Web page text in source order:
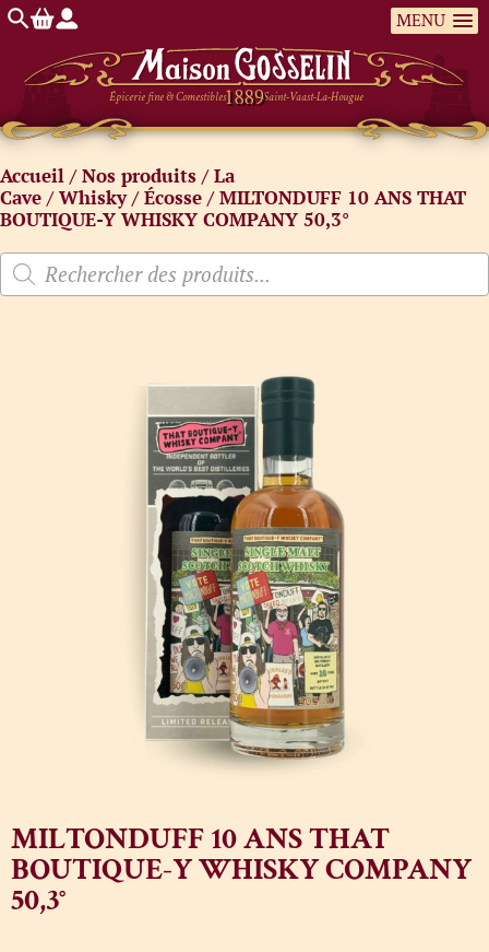
MENU
Épicerie fine & Comestibles Saint-Vaast-La-Hougue
Accueil /Nos produits /La
Cave /Whisky/Écosse / MILTONDUFF 10 ANS THAT
BOUTIQUE-Y WHISKY COMPANY 50,3°
MILTONDUFF 10 ANS THAT
BOUTIQUE-Y WHISKY COMPANY
50,3°